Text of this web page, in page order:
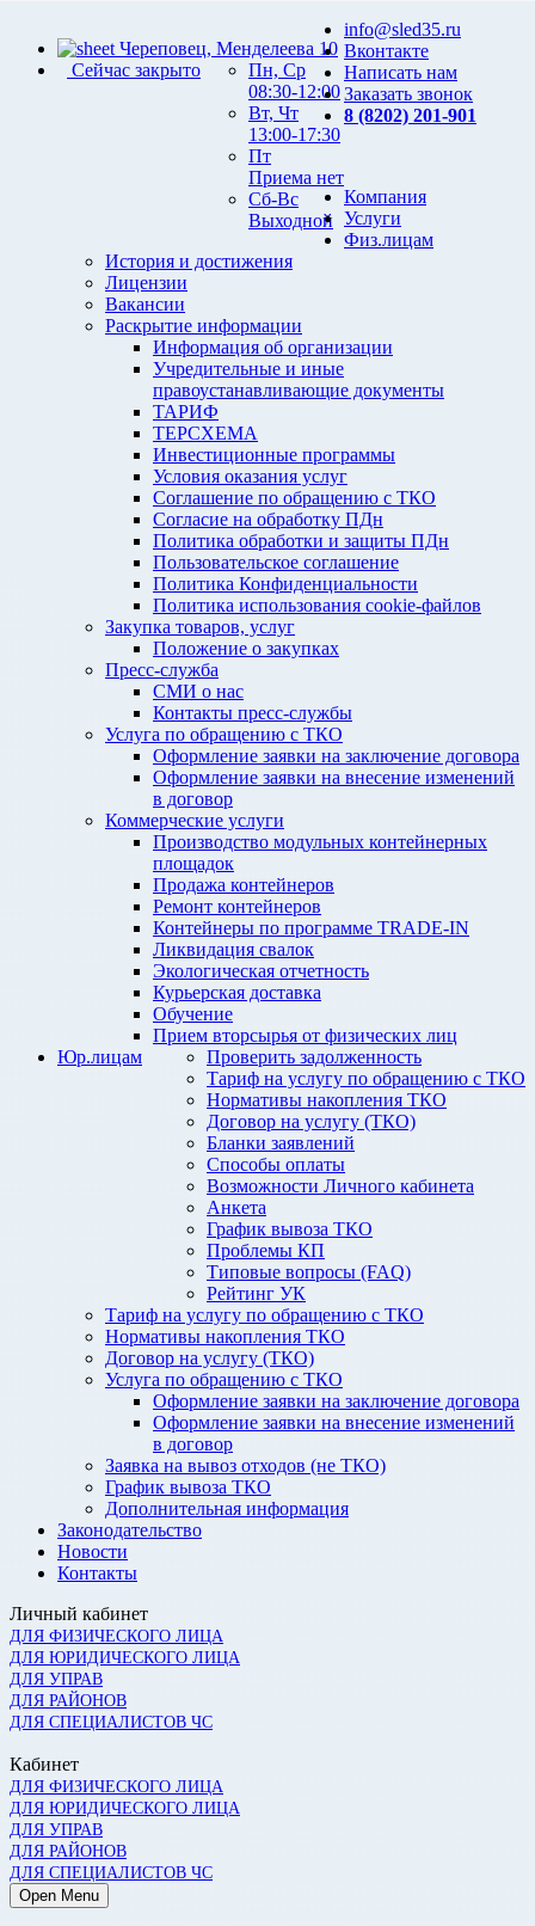
Череповец, Менделеева 10
Сейчас закрыто
Пн, Ср
08:30-12:00
Вт, Чт
13:00-17:30
Пт
Приема нет
Сб-Вс
Выходной
info@sled35.ru
Вконтакте
Написать нам
Заказать звонок
8 (8202) 201-901
Компания
История и достижения
Лицензии
Вакансии
Раскрытие информации
Информация об организации
Учредительные и иные
правоустанавливающие документы
ТАРИФ
ТЕРСХЕМА
Инвестиционные программы
Условия оказания услуг
Соглашение по обращению с ТКО
Согласие на обработку ПДн
Политика обработки и защиты ПДн
Пользовательское соглашение
Политика Конфиденциальности
Политика использования cookie-файлов
Закупка товаров, услуг
Положение о закупках
Пресс-служба
СМИ о нас
Контакты пресс-службы
Услуги
Услуга по обращению с ТКО
Оформление заявки на заключение договора
Оформление заявки на внесение изменений
в договор
Коммерческие услуги
Производство модульных контейнерных
площадок
Продажа контейнеров
Ремонт контейнеров
Контейнеры по программе TRADE-IN
Ликвидация свалок
Экологическая отчетность
Курьерская доставка
Обучение
Прием вторсырья от физических лиц
Физ.лицам
Проверить задолженность
Тариф на услугу по обращению с ТКО
Нормативы накопления ТКО
Договор на услугу (ТКО)
Бланки заявлений
Способы оплаты
Возможности Личного кабинета
Анкета
График вывоза ТКО
Проблемы КП
Типовые вопросы (FAQ)
Рейтинг УК
Юр.лицам
Тариф на услугу по обращению с ТКО
Нормативы накопления ТКО
Договор на услугу (ТКО)
Услуга по обращению с ТКО
Оформление заявки на заключение договора
Оформление заявки на внесение изменений
в договор
Заявка на вывоз отходов (не ТКО)
График вывоза ТКО
Дополнительная информация
Законодательство
Новости
Контакты
Личный кабинет
ДЛЯ ФИЗИЧЕСКОГО ЛИЦА
ДЛЯ ЮРИДИЧЕСКОГО ЛИЦА
ДЛЯ УПРАВ
ДЛЯ РАЙОНОВ
ДЛЯ СПЕЦИАЛИСТОВ ЧС
Кабинет
ДЛЯ ФИЗИЧЕСКОГО ЛИЦА
ДЛЯ ЮРИДИЧЕСКОГО ЛИЦА
ДЛЯ УПРАВ
ДЛЯ РАЙОНОВ
ДЛЯ СПЕЦИАЛИСТОВ ЧС
Open Menu